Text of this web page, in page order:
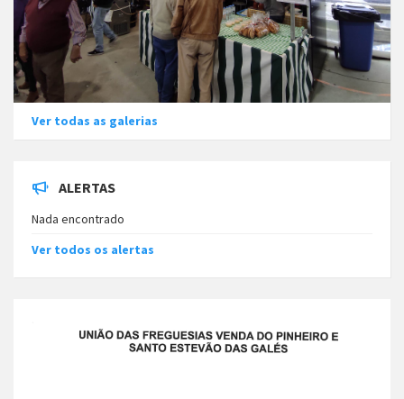
Ver todas as galerias
ALERTAS
Nada encontrado
Ver todos os alertas